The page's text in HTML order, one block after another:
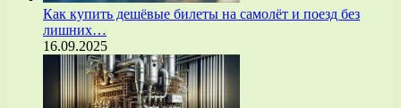
Как купить дешёвые билеты на самолёт и поезд без
лишних…
16.09.2025